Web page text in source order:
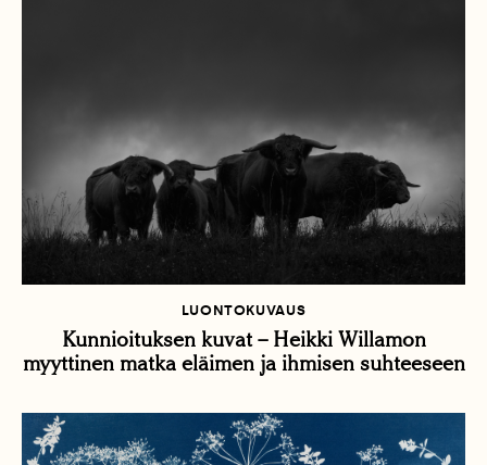
LUONTOKUVAUS
Kunnioituksen kuvat – Heikki Willamon
myyttinen matka eläimen ja ihmisen suhteeseen